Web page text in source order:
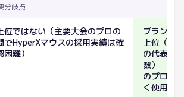
分岐点
位ではない（主要大会のプロの
でHyperXマウスの採用実績は確
困難）
ブランド
上位（プ
の代表機
数） （主
のプロの
く使用）